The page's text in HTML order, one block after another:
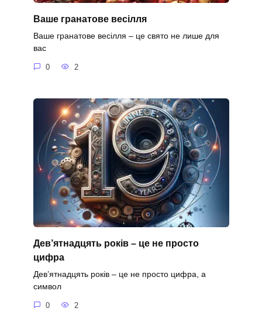
Ваше гранатове весілля
Ваше гранатове весілля – це свято не лише для
вас
0 2
Дев’ятнадцять років – це не просто
цифра
Дев’ятнадцять років – це не просто цифра, а
символ
0 2